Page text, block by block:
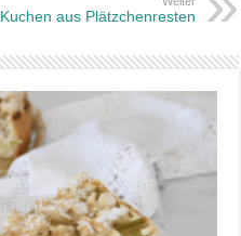
Kuchen aus Plätzchenresten